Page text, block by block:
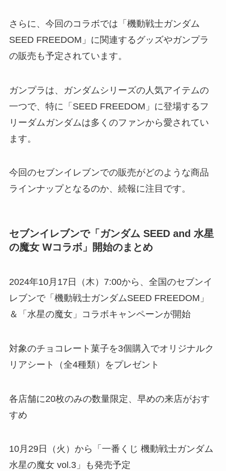
さらに、今回のコラボでは「機動戦士ガンダム
SEED FREEDOM」に関連するグッズやガンプラ
の販売も予定されています。
ガンプラは、ガンダムシリーズの人気アイテムの
一つで、特に「SEED FREEDOM」に登場するフ
リーダムガンダムは多くのファンから愛されてい
ます。
今回のセブンイレブンでの販売がどのような商品
ラインナップとなるのか、続報に注目です。
セブンイレブンで「ガンダム SEED and 水星
の魔女 Wコラボ」開始のまとめ
2024年10月17日（木）7:00から、全国のセブンイ
レブンで「機動戦士ガンダムSEED FREEDOM」
＆「水星の魔女」コラボキャンペーンが開始
対象のチョコレート菓子を3個購入でオリジナルク
リアシート（全4種類）をプレゼント
各店舗に20枚のみの数量限定、早めの来店がおす
すめ
10月29日（火）から「一番くじ 機動戦士ガンダム
水星の魔女 vol.3」も発売予定